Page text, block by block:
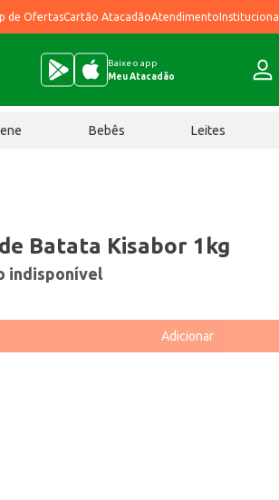
de OfertasCartão AtacadãoAtendimentoInstitucional
Baixe o app
Meu Atacadão
Bebês Leites
Batata Kisabor 1kg
indisponível
Adicionar